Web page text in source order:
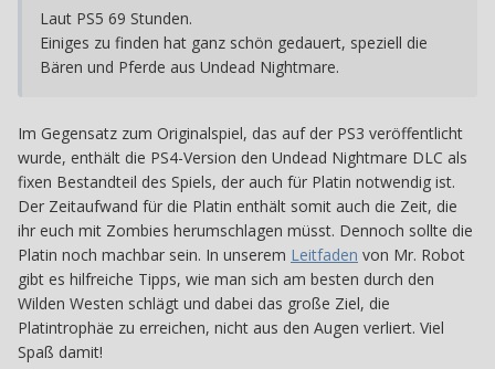
Laut PS5 69 Stunden.
Einiges zu finden hat ganz schön gedauert, speziell die
Bären und Pferde aus Undead Nightmare.
Im Gegensatz zum Originalspiel, das auf der PS3 veröffentlicht
wurde, enthält die PS4-Version den Undead Nightmare DLC als
fixen Bestandteil des Spiels, der auch für Platin notwendig ist.
Der Zeitaufwand für die Platin enthält somit auch die Zeit, die
ihr euch mit Zombies herumschlagen müsst. Dennoch sollte die
Platin noch machbar sein. In unserem Leitfaden von Mr. Robot
gibt es hilfreiche Tipps, wie man sich am besten durch den
Wilden Westen schlägt und dabei das große Ziel, die
Platintrophäe zu erreichen, nicht aus den Augen verliert. Viel
Spaß damit!